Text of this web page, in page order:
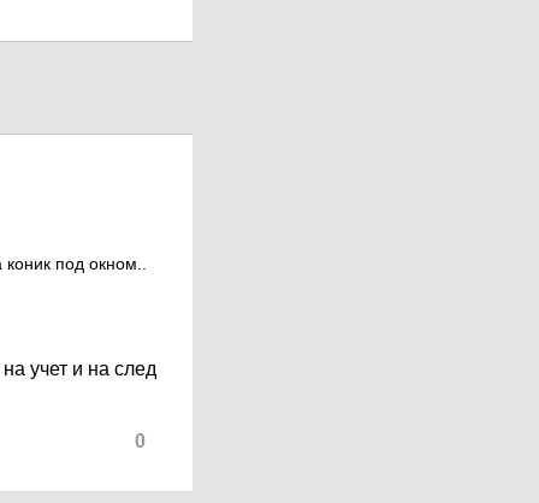
под окном..
учет и на след
0